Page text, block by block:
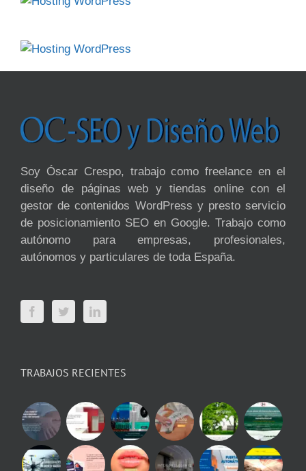
Soy Óscar Crespo, trabajo como freelance en el
diseño de páginas web y tiendas online con el
gestor de contenidos WordPress y presto servicio
de posicionamiento SEO en Google. Trabajo como
autónomo para empresas, profesionales,
autónomos y particulares de toda España.
TRABAJOS RECIENTES